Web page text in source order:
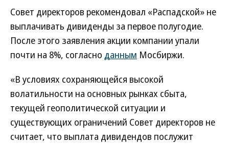
Совет директоров рекомендовал «Распадской» не
выплачивать дивиденды за первое полугодие.
После этого заявления акции компании упали
почти на 8%, согласно данным Мосбиржи.
«В условиях сохраняющейся высокой
волатильности на основных рынках сбыта,
текущей геополитической ситуации и
существующих ограничений Cовет директоров не
считает, что выплата дивидендов послужит